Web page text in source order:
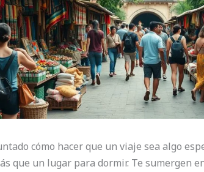
cómo hacer que un viaje sea algo
que un lugar para dormir. Te sumergen